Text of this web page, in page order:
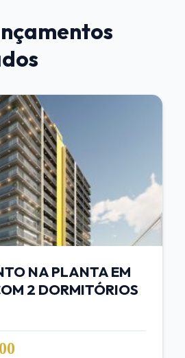
NA PLANTA EM
2 DORMITÓRIOS